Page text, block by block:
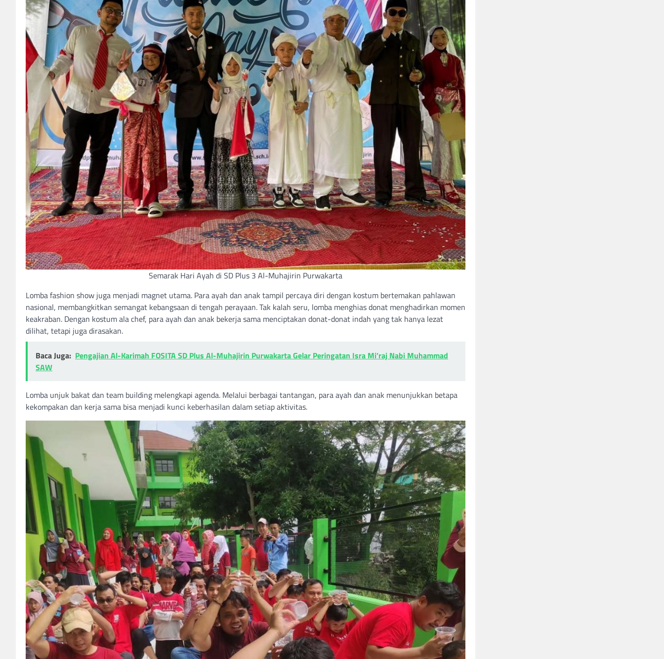
Semarak Hari Ayah di SD Plus 3 Al-Muhajirin Purwakarta
Lomba fashion show juga menjadi magnet utama. Para ayah dan anak tampil percaya diri dengan kostum bertemakan pahlawan
nasional, membangkitkan semangat kebangsaan di tengah perayaan. Tak kalah seru, lomba menghias donat menghadirkan momen
keakraban. Dengan kostum ala chef, para ayah dan anak bekerja sama menciptakan donat-donat indah yang tak hanya lezat
dilihat, tetapi juga dirasakan.
Baca Juga: Pengajian Al-Karimah FOSITA SD Plus Al-Muhajirin Purwakarta Gelar Peringatan Isra Mi’raj Nabi Muhammad
SAW
Lomba unjuk bakat dan team building melengkapi agenda. Melalui berbagai tantangan, para ayah dan anak menunjukkan betapa
kekompakan dan kerja sama bisa menjadi kunci keberhasilan dalam setiap aktivitas.